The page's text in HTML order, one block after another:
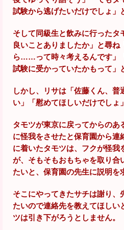
試験から逃げたいだけでしょ」
そして同級生と飲みに行ったタ
良いことありましたか」と尋ね
ら……って時々考えるんです」
試験に受かっていたかもって」
しかし、リサは「佐藤くん、普
い」「慰めてほしいだけでしょ
タモツが東京に戻ってからのあ
に怪我をさせたと保育園から連
に着いたタモツは、フクが怪我
が、そもそもおもちゃを取り合
たいと、保育園の先生に説明を
そこにやってきたサチは謝り、
たいので連絡先を教えてほしい
ツは引き下がろうとしません。